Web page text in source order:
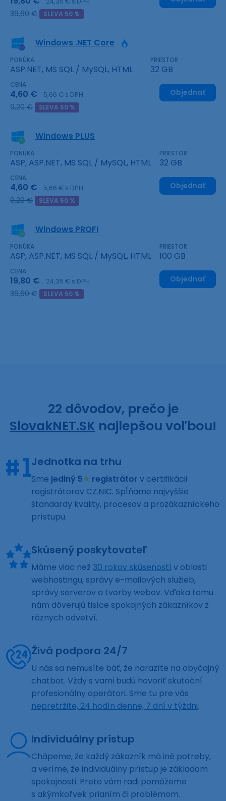
39,60 € SLEVA 50 %
Windows .NET Core
PONÚKA
ASP.NET, MS SQL / MySQL, HTML
PRIESTOR
32 GB
CENA
4,60 € 5,66 € s DPH
9,20 € SLEVA 50 %
Objednať
Windows PLUS
PONÚKA
ASP, ASP.NET, MS SQL / MySQL, HTML
PRIESTOR
32 GB
CENA
4,60 € 5,66 € s DPH
9,20 € SLEVA 50 %
Objednať
Windows PROFI
PONÚKA
ASP, ASP.NET, MS SQL / MySQL, HTML
PRIESTOR
100 GB
CENA
19,80 € 24,35 € s DPH
39,60 € SLEVA 50 %
Objednať
22 dôvodov, prečo je
SlovakNET.SK najlepšou voľbou!
Jednotka na trhu
Sme jediný 5★ registrátor v certifikácii
registrátorov CZ.NIC. Spĺňame najvyššie
štandardy kvality, procesov a prozákazníckeho
prístupu.
Skúsený poskytovateľ
Máme viac než 30 rokov skúseností v oblasti
webhostingu, správy e-mailových služieb,
správy serverov a tvorby webov. Vďaka tomu
nám dôverujú tisíce spokojných zákazníkov z
rôznych odvetví.
Živá podpora 24/7
U nás sa nemusíte báť, že narazíte na obyčajný
chatbot. Vždy s vami budú hovoriť skutoční
profesionálny operátori. Sme tu pre vás
nepretržite, 24 hodín denne, 7 dní v týždni.
Individuálny prístup
Chápeme, že každý zákazník má iné potreby,
a veríme, že individuálny prístup je základom
spokojnosti. Preto vám radi pomôžeme
s akýmkoľvek prianím či problémom.